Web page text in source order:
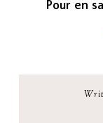
Pour en